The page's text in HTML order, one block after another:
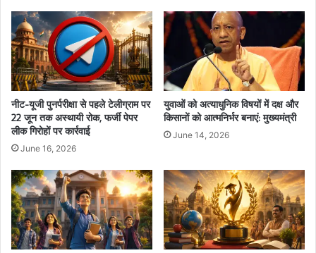
नीट-यूजी पुनर्परीक्षा से पहले टेलीग्राम पर
22 जून तक अस्थायी रोक, फर्जी पेपर
लीक गिरोहों पर कार्रवाई
June 16, 2026
युवाओं को अत्याधुनिक विषयों में दक्ष और
किसानों को आत्मनिर्भर बनाएं: मुख्यमंत्री
June 14, 2026